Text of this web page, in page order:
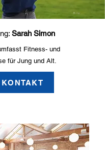
Sarah Simon
Fitness- und
für Jung und Alt.
KONTAKT